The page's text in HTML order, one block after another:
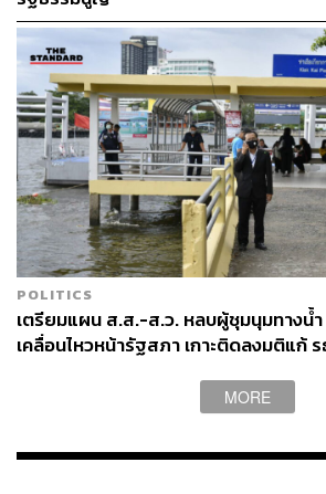
POLITICS
เตรียมแผน ส.ส.-ส.ว. หลบผู้ชุมนุมทางน้
เคลื่อนไหวหน้ารัฐสภา เกาะติดลงมติแก้
MORE